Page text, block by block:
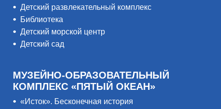
Детский развлекательный комплекс
Библиотека
Детский морской центр
Детский сад
МУЗЕЙНО-ОБРАЗОВАТЕЛЬНЫЙ
КОМПЛЕКС «ПЯТЫЙ ОКЕАН»
«Исток». Бесконечная история